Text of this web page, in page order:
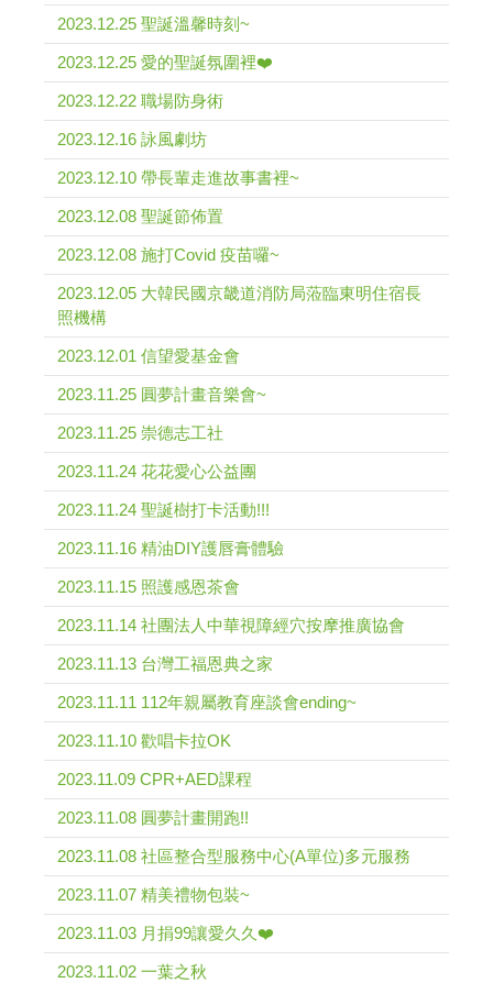
2023.12.25 聖誕溫馨時刻~
2023.12.25 愛的聖誕氛圍裡❤️
2023.12.22 職場防身術
2023.12.16 詠風劇坊
2023.12.10 帶長輩走進故事書裡~
2023.12.08 聖誕節佈置
2023.12.08 施打Covid 疫苗囉~
2023.12.05 大韓民國京畿道消防局蒞臨東明住宿長
照機構
2023.12.01 信望愛基金會
2023.11.25 圓夢計畫音樂會~
2023.11.25 崇德志工社
2023.11.24 花花愛心公益團
2023.11.24 聖誕樹打卡活動!!!
2023.11.16 精油DIY護唇膏體驗
2023.11.15 照護感恩茶會
2023.11.14 社團法人中華視障經穴按摩推廣協會
2023.11.13 台灣工福恩典之家
2023.11.11 112年親屬教育座談會ending~
2023.11.10 歡唱卡拉OK
2023.11.09 CPR+AED課程
2023.11.08 圓夢計畫開跑!!
2023.11.08 社區整合型服務中心(A單位)多元服務
2023.11.07 精美禮物包裝~
2023.11.03 月捐99讓愛久久❤️
2023.11.02 一葉之秋